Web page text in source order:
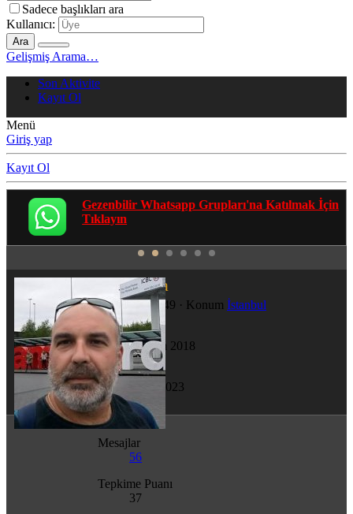
Sadece başlıkları ara
Kullanıcı:
Ara
Gelişmiş Arama…
Son Aktivite
Kayıt Ol
Menü
Giriş yap
Kayıt Ol
Gezenbilir Whatsapp Grupları'na Katılmak İçin
Tıklayın
denizhoca
Ana Kamp · 49 · Konum İstanbul
Katılım
16 Tem 2018
Son görülme
8 Nis 2023
Mesajlar
56
Tepkime Puanı
37